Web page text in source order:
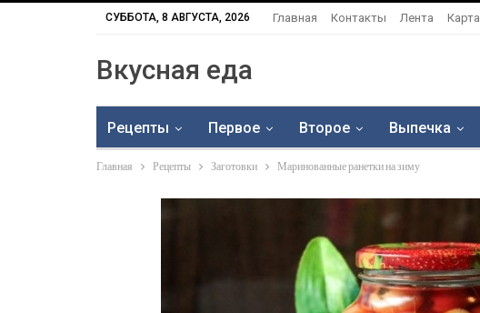
СУББОТА, 8 АВГУСТА, 2026 Главная Контакты Лента Карта
Вкусная еда
Рецепты Первое Второе Выпечка
Главная Рецепты Заготовки Маринованные ранетки на зиму